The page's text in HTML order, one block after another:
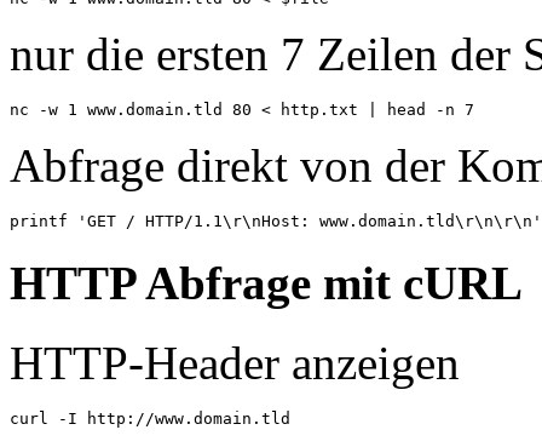
nur die ersten 7 Zeilen der
nc -w 1 www.domain.tld 80 < http.txt | head -n 7
Abfrage direkt von der
printf 'GET / HTTP/1.1\r\nHost:
HTTP Abfrage mit cURL
HTTP-Header anzeigen
curl -I http://www.domain.tld